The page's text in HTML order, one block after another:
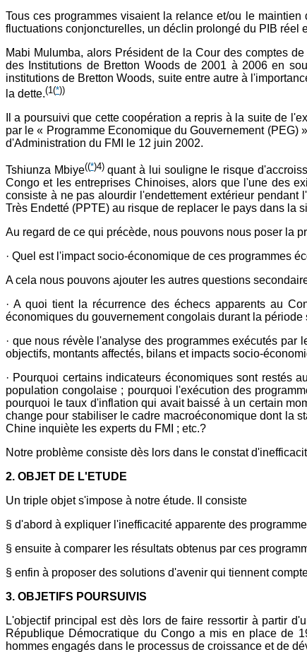
Tous ces programmes visaient la relance et/ou le
fluctuations conjoncturelles, un déclin prolongé du PIB
Mabi Mulumba, alors Président de la Cour des comptes
des Institutions de Bretton Woods de 2001 à 2006 en
institutions de Bretton Woods, suite entre autre à
la dette.(1(*))
Il a poursuivi que cette coopération a repris à la suite de
par le « Programme Economique du Gouvernement
d'Administration du FMI le 12 juin 2002.
Tshiunza Mbiye((*)4)quant à lui souligne le risque
Congo et les entreprises Chinoises, alors que l'une des
consiste à ne pas alourdir l'endettement extérieur
Très Endetté (PPTE) au risque de replacer le pays dans la
Au regard de ce qui précède, nous pouvons nous poser la
· Quel est l'impact socio-économique de ces programmes
A cela nous pouvons ajouter les autres questions
· A quoi tient la récurrence des échecs apparents au
économiques du gouvernement congolais durant la période
· que nous révèle l'analyse des programmes exécutés
objectifs, montants affectés, bilans et impacts socio-
· Pourquoi certains indicateurs économiques sont restés
population congolaise ; pourquoi l'exécution des
pourquoi le taux d'inflation qui avait baissé à un certain
change pour stabiliser le cadre macroéconomique dont la
Chine inquiète les experts du FMI ; etc.?
Notre problème consiste dès lors dans le constat
2. OBJET DE L'ETUDE
Un triple objet s'impose à notre étude. Il consiste
§ d'abord à expliquer l'inefficacité apparente des
§ ensuite à comparer les résultats obtenus par ces
§ enfin à proposer des solutions d'avenir qui tiennent
3. OBJETIFS POURSUIVIS
L'objectif principal est dès lors de faire ressortir à partir
République Démocratique du Congo a mis en place de
hommes engagés dans le processus de croissance et de